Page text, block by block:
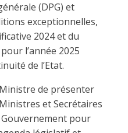
(DPG) et
exceptionnelles,
2024 et du
l’année 2025
de l’Etat.
de présenter
et Secrétaires
Gouvernement pour